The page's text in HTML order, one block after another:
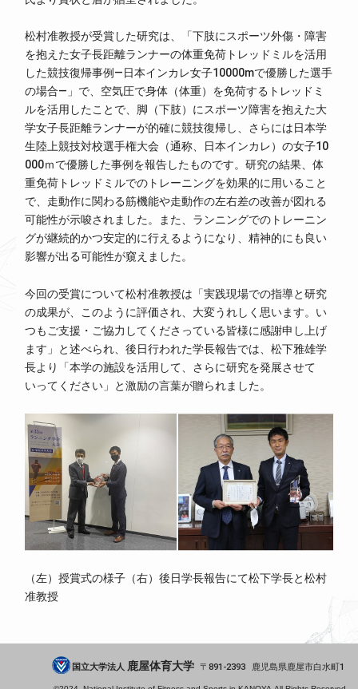
松村准教授が受賞した研究は、「下肢にスポーツ外傷・障害
を抱えた女子長距離ランナーの体重免荷トレッドミルを活用
した競技復帰事例―日本インカレ女子10000mで優勝した選手
の場合―」で、空気圧で身体（体重）を免荷するトレッドミ
ルを活用したことで、脚（下肢）にスポーツ障害を抱えた大
学女子長距離ランナーが的確に競技復帰し、さらには日本学
生陸上競技対校選手権大会（通称、日本インカレ）の女子10
000ｍで優勝した事例を報告したものです。研究の結果、体
重免荷トレッドミルでのトレーニングを効果的に用いること
で、走動作に関わる筋機能や走動作の左右差の改善が図れる
可能性が示唆されました。また、ランニングでのトレーニン
グが継続的かつ安定的に行えるようになり、精神的にも良い
影響が出る可能性が窺えました。
今回の受賞について松村准教授は「実践現場での指導と研究
の成果が、このように評価され、大変うれしく思います。い
つもご支援・ご協力してくださっている皆様に感謝申し上げ
ます」と述べられ、後日行われた学長報告では、松下雅雄学
長より「本学の施設を活用して、さらに研究を発展させて
いってください」と激励の言葉が贈られました。
（左）授賞式の様子（右）後日学長報告にて松下学長と松村
准教授
国立大学法人 鹿屋体育大学 891-2393 鹿児島県鹿屋市白水町1